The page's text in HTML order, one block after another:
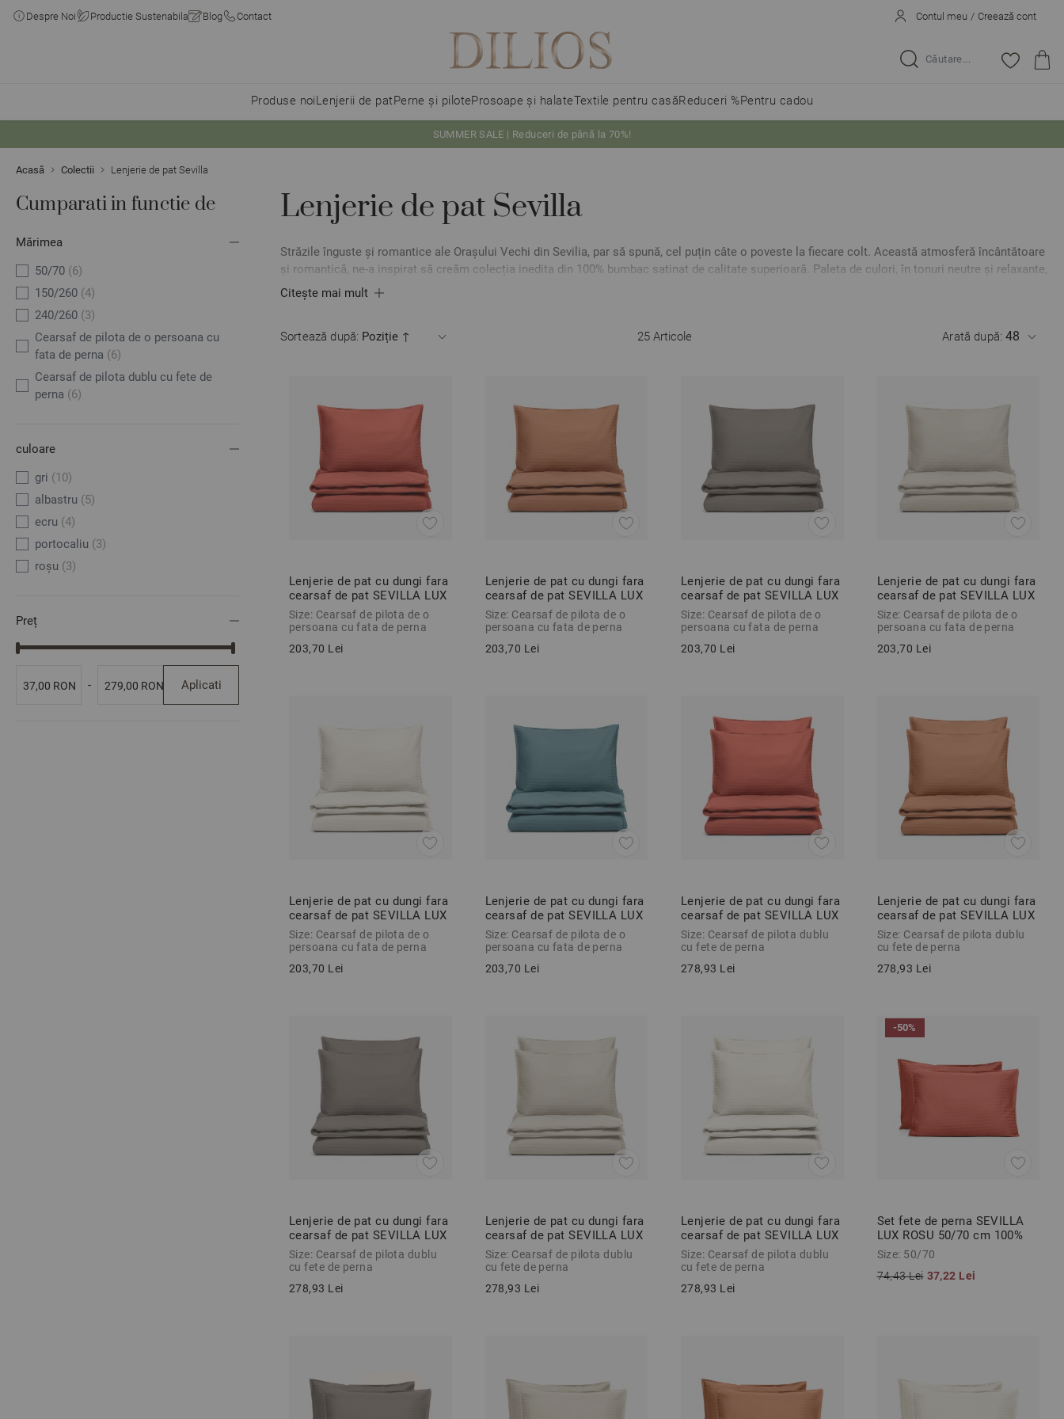
Despre Noi Productie Sustenabila Blog Contact Contul meu / Creează cont
Caută...
Produse noiLenjerii de patPerne și piloteProsoape și halateTextile pentru casăReduceri %Pentru cadou
SUMMER SALE | Reduceri de până la 70%!
Acasă Colectii Lenjerie de pat Sevilla
Cumparati in functie de
Mărimea
50/70 (6)
150/260 (4)
240/260 (3)
Cearsaf de pilota de o persoana cu
fata de perna (6)
Cearsaf de pilota dublu cu fete de
perna (6)
culoare
gri (10)
albastru (5)
ecru (4)
portocaliu (3)
roșu (3)
Preț
37,00 RON - 279,00 RON Aplicati
Lenjerie de pat Sevilla
Străzile înguste și romantice ale Orașului Vechi din Sevilia, par să spună, cel puțin câte o poveste la fiecare colt. Această atmosferă încântătoare
și romantică, ne-a inspirat să creăm colecția inedita din 100% bumbac satinat de calitate superioară. Paleta de culori, în tonuri neutre și relaxante,
conduce către o starea de armonie dată de caracterul străzilor Andalusiene însorite. Cele șase culori pastelate ale colecției inspiră confort și o
stare de calm îndemnându-ne să ne bucurăm de momentul prezent. Materialul moale se simte ca o mângâiere relaxantă după o zi aglomerată
Citește mai mult
Sortează după: 25Articole Arată după:
Lenjerie de pat cu dungi fara
cearsaf de pat SEVILLA LUX
ROSU 2 piese
Size: Cearsaf de pilota de o
persoana cu fata de perna
203,70 Lei
Lenjerie de pat cu dungi fara
cearsaf de pat SEVILLA LUX
PORTOCALIU 2 piese
Size: Cearsaf de pilota de o
persoana cu fata de perna
203,70 Lei
Lenjerie de pat cu dungi fara
cearsaf de pat SEVILLA LUX
GRI INCHIS 2 piese
Size: Cearsaf de pilota de o
persoana cu fata de perna
203,70 Lei
Lenjerie de pat cu dungi fara
cearsaf de pat SEVILLA LUX
GRI NISIPIU BEJ 2 piese
Size: Cearsaf de pilota de o
persoana cu fata de perna
203,70 Lei
Lenjerie de pat cu dungi fara
cearsaf de pat SEVILLA LUX
ECRU 2 piese
Size: Cearsaf de pilota de o
persoana cu fata de perna
203,70 Lei
Lenjerie de pat cu dungi fara
cearsaf de pat SEVILLA LUX
ALBASTRU 2 piese
Size: Cearsaf de pilota de o
persoana cu fata de perna
203,70 Lei
Lenjerie de pat cu dungi fara
cearsaf de pat SEVILLA LUX
ROSU 3 piese
Size: Cearsaf de pilota dublu
cu fete de perna
278,93 Lei
Lenjerie de pat cu dungi fara
cearsaf de pat SEVILLA LUX
PORTOCALIU 3 piese
Size: Cearsaf de pilota dublu
cu fete de perna
278,93 Lei
Lenjerie de pat cu dungi fara
cearsaf de pat SEVILLA LUX
GRI INCHIS 3 piese
Size: Cearsaf de pilota dublu
cu fete de perna
278,93 Lei
Lenjerie de pat cu dungi fara
cearsaf de pat SEVILLA LUX
GRI NISIPIU BEJ 3 piese
Size: Cearsaf de pilota dublu
cu fete de perna
278,93 Lei
Lenjerie de pat cu dungi fara
cearsaf de pat SEVILLA LUX
ECRU 3 piese
Size: Cearsaf de pilota dublu
cu fete de perna
278,93 Lei
-50%
Set fete de perna SEVILLA
LUX ROSU 50/70 cm 100%
bumbac satinat
Size: 50/70
74,43 Lei 37,22 Lei